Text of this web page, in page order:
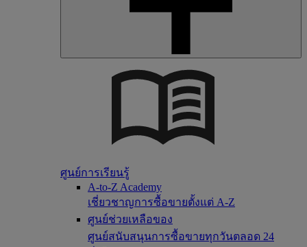
ศูนย์การเรียนรู้
A-to-Z Academy
เชี่ยวชาญการซื้อขายตั้งแต่ A-Z
ศูนย์ช่วยเหลือของ
ศูนย์สนับสนุนการซื้อขายทุกวันตลอด 24